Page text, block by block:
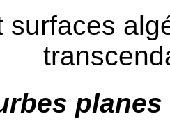
surfaces